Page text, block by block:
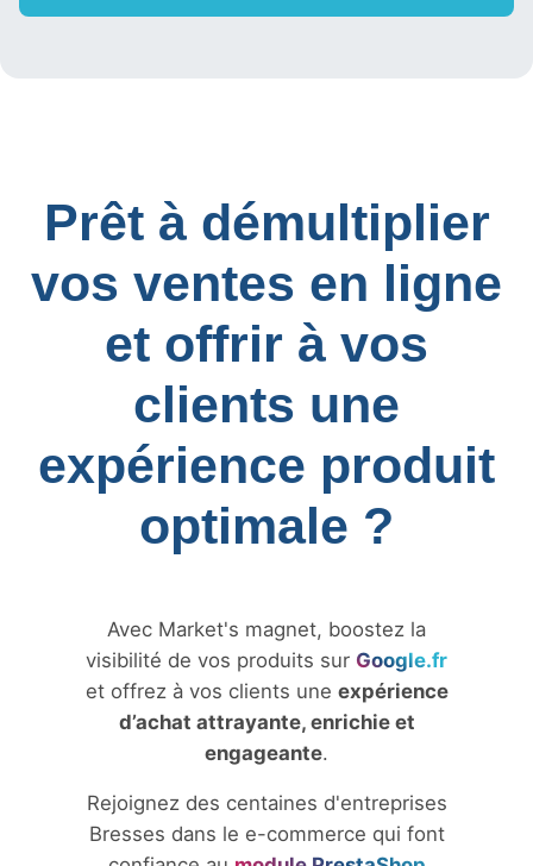
Prêt à démultiplier
vos ventes en ligne
et offrir à vos
clients une
expérience produit
optimale ?
Avec Market's magnet, boostez la
visibilité de vos produits sur Google.fr
et offrez à vos clients une expérience
d’achat attrayante, enrichie et
engageante.
Rejoignez des centaines d'entreprises
Bresses dans le e-commerce qui font